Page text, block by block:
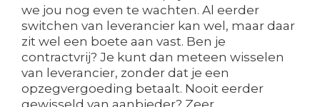
we jou nog even te wachten. Al eerder
switchen van leverancier kan wel, maar daar
zit wel een boete aan vast. Ben je
contractvrij? Je kunt dan meteen wisselen
van leverancier, zonder dat je een
opzegvergoeding betaalt. Nooit eerder